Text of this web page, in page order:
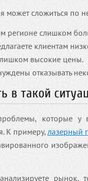
может сложиться по
регионе слишком
клиентам
высокие цены.
отказывать
в такой
которые у
К примеру, лазерный
рынок,